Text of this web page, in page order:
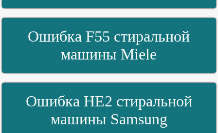
Ошибка F55 стиральной
машины Miele
Ошибка HE2 стиральной
машины Samsung